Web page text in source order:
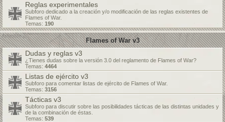
Reglas experimentales
Subforo dedicado a la creación y/o modificación de las reglas existentes de
Flames of War.
Temas: 190
Flames of War v3
Dudas y reglas v3
¿Tienes dudas sobre la versión 3.0 del reglamento de Flames of War?
Temas: 4464
Listas de ejército v3
Subforo para comentar listas de ejército de Flames of War.
Temas: 3156
Tácticas v3
Subforo para discutir sobre las posibilidades tácticas de las distintas unidades y
de la combinación de éstas.
Temas: 539